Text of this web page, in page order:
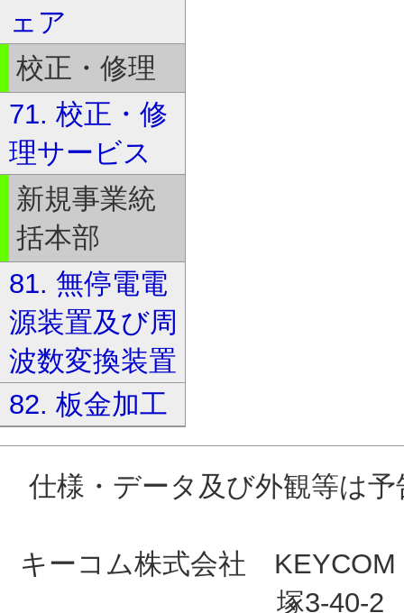
ェア
校正・修理
71. 校正・修
理サービス
新規事業統
括本部
81. 無停電電
源装置及び周
波数変換装置
82. 板金加工
仕様・データ及び外観等は
キーコム株式会社
塚3-40-2